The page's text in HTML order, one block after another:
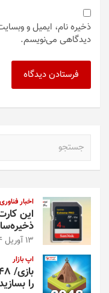
ذخیره نام، ایمیل و
دیدگاهی می‌نویسم.
اخبار فناوری
13 آوریل 2024
اپ بازار
را